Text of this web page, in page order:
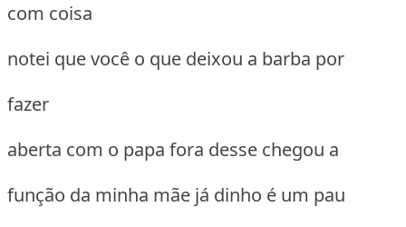
com coisa
notei que você o que deixou a barba por
fazer
aberta com o papa fora desse chegou a
função da minha mãe já dinho é um pau